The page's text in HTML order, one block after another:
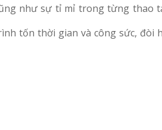
như sự tỉ mỉ trong từng thao
tốn thời gian và công sức, đòi